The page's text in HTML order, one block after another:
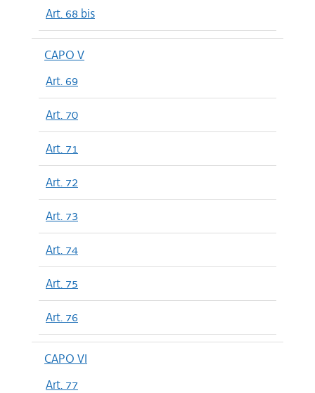
Art. 68 bis
CAPO V
Art. 69
Art. 70
Art. 71
Art. 72
Art. 73
Art. 74
Art. 75
Art. 76
CAPO VI
Art. 77